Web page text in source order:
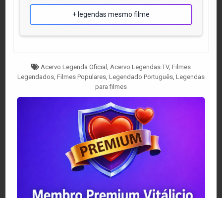
+ legendas mesmo filme
Tagged
Acervo Legenda Oficial Acervo Legendas.TV, Filmes
Legendados Filmes Populares Legendado Português Legendas
para filmes